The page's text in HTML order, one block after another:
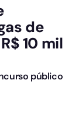
de
10 mil
público